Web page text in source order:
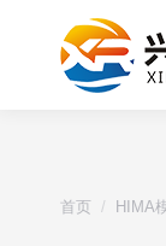
首页 HIMA